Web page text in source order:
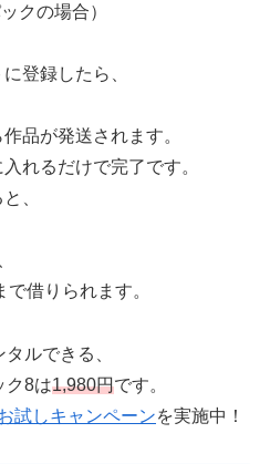
クの場合）
登録したら、
品が発送されます。
れるだけで完了です。
、
借りられます。
ルできる、
ク8は1,980円です。
試しキャンペーンを実施中！